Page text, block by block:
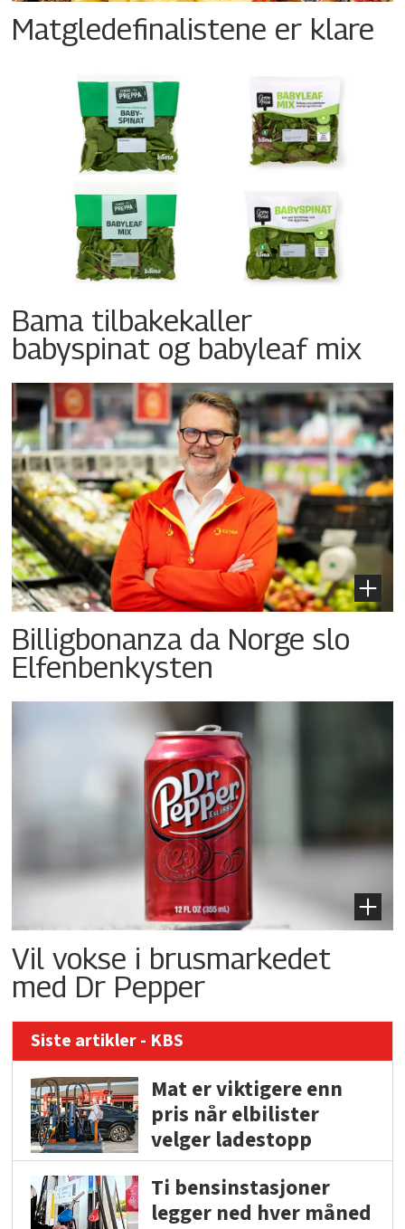
Matgledefinalistene er klare
Bama tilbakekaller
babyspinat og babyleaf mix
Billigbonanza da Norge slo
Elfenbenkysten
Vil vokse i brusmarkedet
med Dr Pepper
Siste artikler - KBS
Mat er viktigere enn
pris når elbilister
velger ladestopp
Ti bensinstasjoner
legger ned hver måned